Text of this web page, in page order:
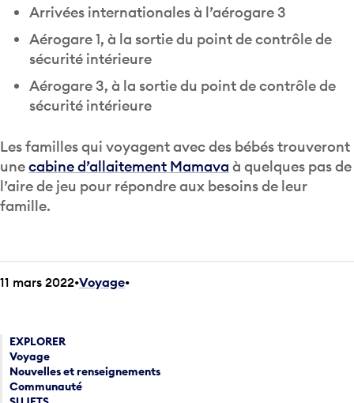
Arrivées internationales à l’aérogare 3
Aérogare 1, à la sortie du point de contrôle de
sécurité intérieure
Aérogare 3, à la sortie du point de contrôle de
sécurité intérieure
Les familles qui voyagent avec des bébés trouveront
unecabine d’allaitement Mamava à quelques pas de
l’aire de jeu pour répondre aux besoins de leur
famille.
11 mars 2022 Voyage•
EXPLORER
Voyage
Nouvelles et renseignements
Communauté